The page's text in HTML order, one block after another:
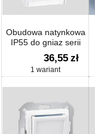
Obudowa natynkowa
IP55 do gniaz serii
Simon27
36,55 zł
1 wariant